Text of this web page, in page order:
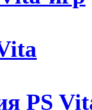
PS